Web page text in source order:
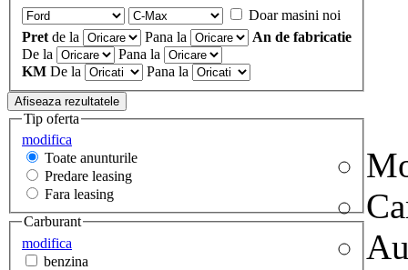
Doar masini noi
Pret de la Pana la
An de fabricatie
De la
Pana la
KM De la Pana la
modifica
Tip oferta
Toate anunturile
Predare leasing
Fara leasing
modifica
Carburant
benzina